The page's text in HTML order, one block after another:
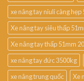
xe nâng tay niuli càng
Xe nâng tay siêu thấp
Xe nâng tay thấp 51mm
xe nâng tay đức 3500kg
xe nâng trung quốc
Xe